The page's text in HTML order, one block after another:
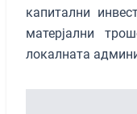
капитални
матерјални
локалната